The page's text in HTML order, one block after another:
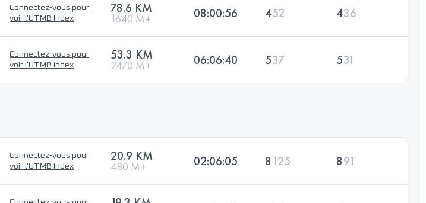
Connectez-vous pour
voir l'UTMB Index
78.6 KM
1640 M+ 08:00:56 452 436
Connectez-vous pour
voir l'UTMB Index
53.3 KM
2470 M+ 06:06:40 537 531
Connectez-vous pour
voir l'UTMB Index
20.9 KM
480 M+ 02:06:05 8 125 891